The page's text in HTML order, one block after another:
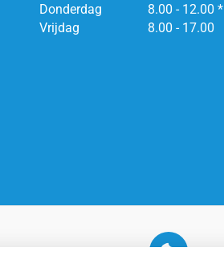
Donderdag
8.00 - 12.00 *
Vrijdag
8.00 - 17.00